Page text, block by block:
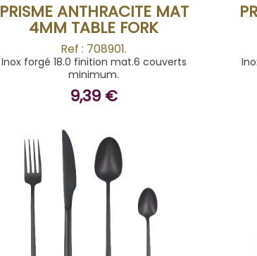
PRISME ANTHRACITE MAT
4MM TABLE FORK
Ref : 708901.
Inox forgé 18.0 finition mat.6 couverts
minimum.
9,39 €
BUY